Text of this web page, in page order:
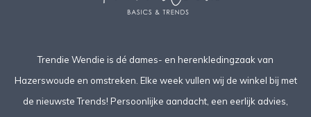
Trendie Wendie is dé dames- en herenkledingzaak van
Hazerswoude en omstreken. Elke week vullen wij de winkel bij met
de nieuwste Trends! Persoonlijke aandacht, een eerlijk advies,